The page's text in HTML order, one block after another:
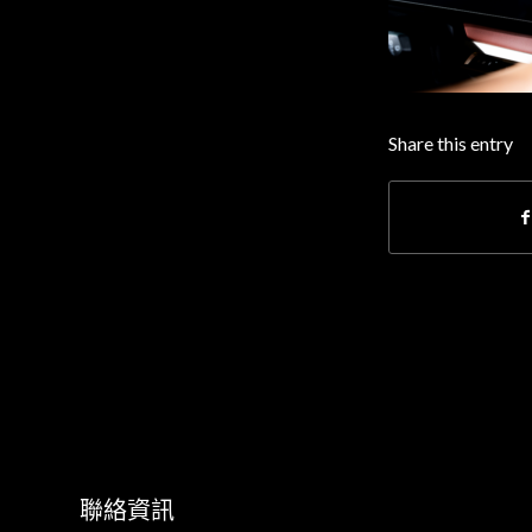
Share this entry
聯絡資訊